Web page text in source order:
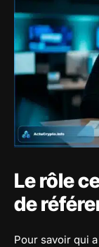
Le rôle
de
Pour savoir qui